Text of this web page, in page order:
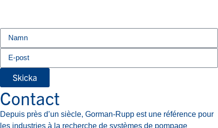
Skicka
Contact
Depuis près d’un siècle, Gorman-Rupp est une référence pour
les industries à la recherche de systèmes de pompage